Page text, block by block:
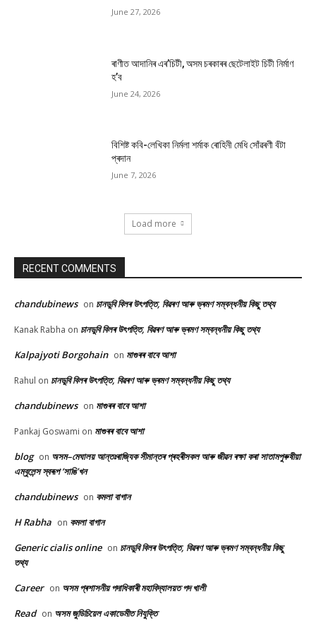
June 27, 2026
ৰাণীত আদানিৰ এৰ’চিটী, অসম চৰকাৰৰ ছেটেলাইট চিটী নিৰ্মাণ
হ’ব
June 24, 2026
বিশিষ্ট কবি-লেখিকা নিৰ্মলা শৰ্মাক ৰোহিনী মেধি সোঁৱৰণী বঁটা
প্ৰদান
June 7, 2026
Load more
RECENT COMMENTS
chandubinews on চানডুবি বিলৰ উৎপত্তি, বিৱৰণ আৰু ভ্ৰমণ সম্বন্ধনীয় কিছু তথ্য
Kanak Rabha on চানডুবি বিলৰ উৎপত্তি, বিৱৰণ আৰু ভ্ৰমণ সম্বন্ধনীয় কিছু তথ্য
Kalpajyoti Borgohain on মাগুৰৰ বাবে আশা
Rahul on চানডুবি বিলৰ উৎপত্তি, বিৱৰণ আৰু ভ্ৰমণ সম্বন্ধনীয় কিছু তথ্য
chandubinews on মাগুৰৰ বাবে আশা
Pankaj Goswami on মাগুৰৰ বাবে আশা
blog on অসম–মেঘালয় আন্তঃৰাজ্যিক সীমান্তৰ প্ৰহৰীসকল আৰু জীৱন ৰক্ষা কৰা সাতামপুৰুষীয়া
এম্বুলেন্স স্বৰূপ ‘সাঙি’খন
chandubinews on কমলা বাগান
H Rabha on কমলা বাগান
Generic cialis online on চানডুবি বিলৰ উৎপত্তি, বিৱৰণ আৰু ভ্ৰমণ সম্বন্ধনীয় কিছু
তথ্য
Career on অসম প্ৰশাসনীয় পদাধিকাৰী মহাবিদ্যালয়ত পদ খালী
Read on অসম জুডিচিয়েল একাডেমীত নিযুক্তি